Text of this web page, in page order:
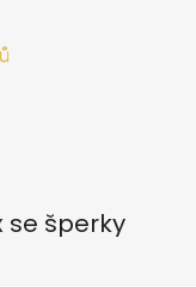
se šperky